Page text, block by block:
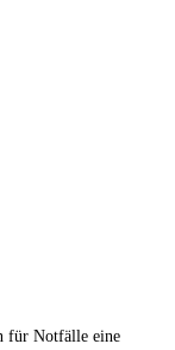
für Notfälle eine